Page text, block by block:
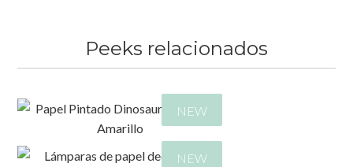
Peeks relacionados
NEW
NEW